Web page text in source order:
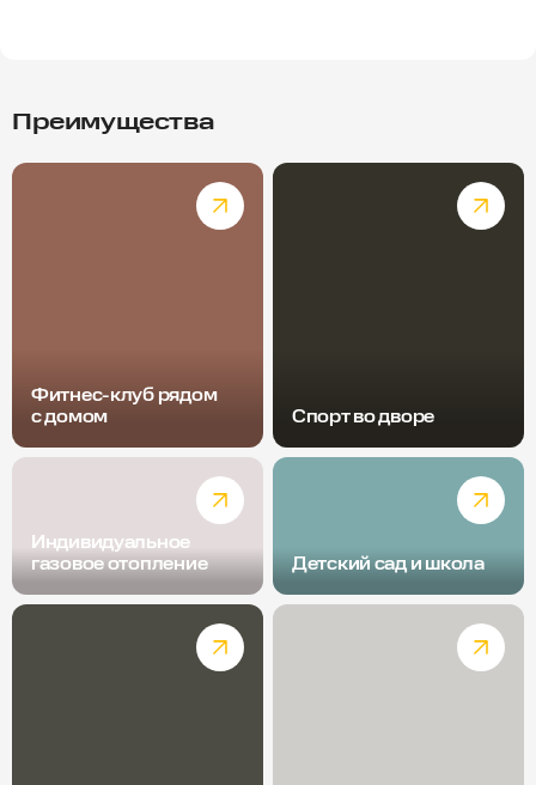
Преимущества
Фитнес-клуб рядом
с домом
Спорт во дворе
Индивидуальное
газовое отопление
Детский сад и школа